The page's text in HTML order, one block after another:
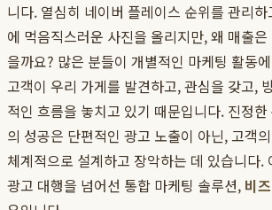
니다. 열심히 네이버 플레이스 순위를 관리
에 먹음직스러운 사진을 올리지만, 왜 매출
을까요? 많은 분들이 개별적인 마케팅 활동
고객이 우리 가게를 발견하고, 관심을 갖고,
적인 흐름을 놓치고 있기 때문입니다. 진정한
의 성공은 단편적인 광고 노출이 아닌, 고객
체계적으로 설계하고 장악하는 데 있습니다.
광고 대행을 넘어선 통합 마케팅 솔루션, 비